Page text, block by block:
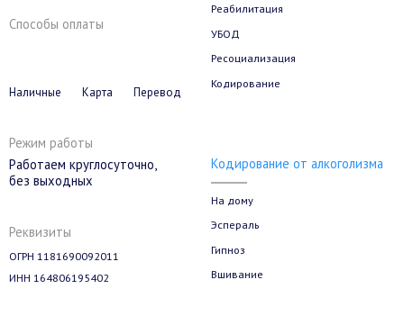
Способы оплаты
Наличные Карта Перевод
Режим работы
Работаем круглосуточно,
без выходных
Реквизиты
ОГРН 1181690092011
ИНН 164806195402
Реабилитация
УБОД
Ресоциализация
Кодирование
Кодирование от алкоголизма
На дому
Эспераль
Гипноз
Вшивание